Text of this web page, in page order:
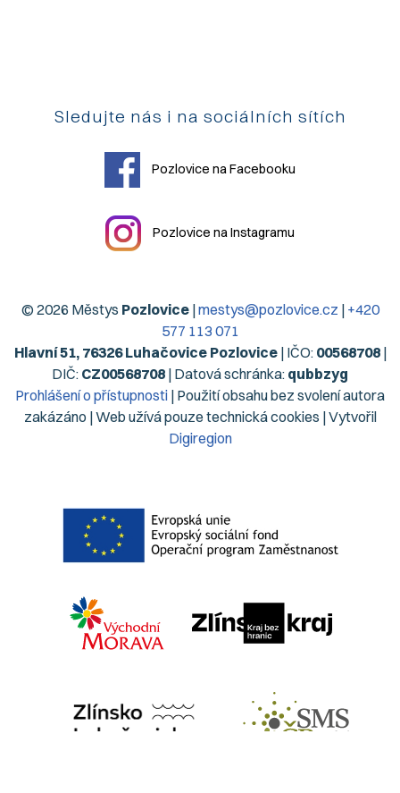
Sledujte nás i na sociálních sítích
Pozlovice na Facebooku
Pozlovice na Instagramu
© 2026 Městys Pozlovice|mestys@pozlovice.cz | +420
577 113 071
Hlavní 51, 76326 Luhačovice Pozlovice| IČO: 00568708|
DIČ: CZ00568708 | Datová schránka: qubbzyg
Prohlášení o přístupnosti | Použití obsahu bez svolení autora
zakázáno | Web užívá pouze technická cookies | Vytvořil
Digiregion